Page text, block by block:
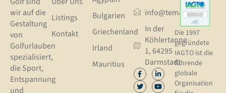
wir auf die
Gestaltung
von
Golfurlauben
spezialisiert,
die Sport,
Entspannung
und
Listings
Kontakt
Bulgarien
Griechenland
Irland
Mauritius
info@tema.golf
In der
Köhlertanne
1, 64295
Darmstadt
Die 1997
gegründete
IAGTO ist die
führende
globale
Organisation